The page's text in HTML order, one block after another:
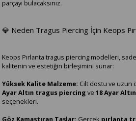
parçayı bulacaksınız.
💎 Neden Tragus Piercing İçin Keops
Keops Pırlanta tragus piercing modelleri,
kalitenin ve estetiğin birleşimini sunar:
Yüksek Kalite Malzeme: Cilt dostu ve uzun
Ayar Altın tragus piercing ve18 Ayar
seçenekleri.
Göz Kamaştıran Taşlar: Gerçek pırlanta